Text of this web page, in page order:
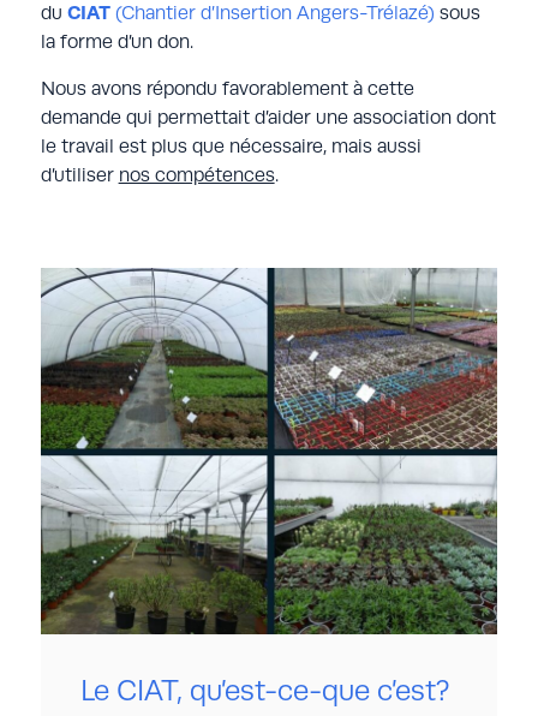
du CIAT (Chantier d’Insertion Angers-Trélazé) sous
la forme d’un don.
Nous avons répondu favorablement à cette
demande qui permettait d’aider une association dont
le travail est plus que nécessaire, mais aussi
d’utiliser nos compétences.
Le CIAT, qu’est-ce-que c’est?